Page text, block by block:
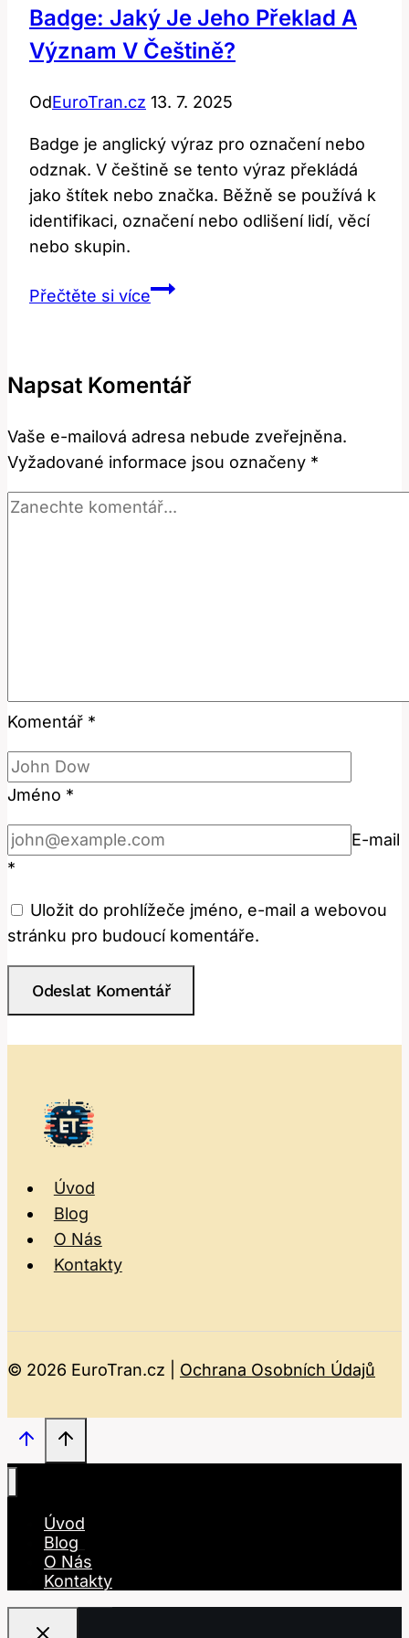
Badge: Jaký Je Jeho Překlad A
Význam V Češtině?
OdEuroTran.cz 13. 7. 2025
Badge je anglický výraz pro označení nebo
odznak. V češtině se tento výraz překládá
jako štítek nebo značka. Běžně se používá k
identifikaci, označení nebo odlišení lidí, věcí
nebo skupin.
Přečtěte si víceBadge:
překlad
význam
v
češtině?
Napsat Komentář
Vaše e-mailová adresa nebude zveřejněna.
Vyžadované informace jsou označeny *
Komentář *
Jméno *
E-mail
*
Uložit do prohlížeče jméno, e-mail a webovou
stránku pro budoucí komentáře.
Úvod
Blog
O Nás
Kontakty
© 2026 EuroTran.cz | Ochrana Osobních Údajů
Úvod
Blog
O Nás
Kontakty